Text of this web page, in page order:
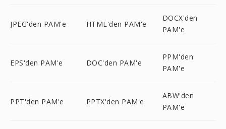
JPEG'den PAM'e HTML'den PAM'e
DOCX'den
PAM'e
EPS'den PAM'e DOC'den PAM'e
PPM'den
PAM'e
PPT'den PAM'e PPTX'den PAM'e
ABW'den
PAM'e